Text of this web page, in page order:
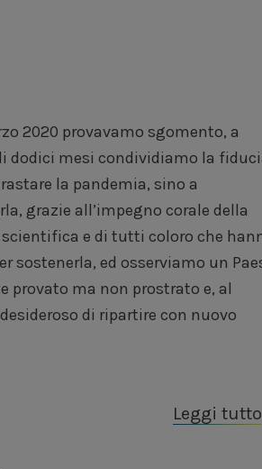
Leggi tutto